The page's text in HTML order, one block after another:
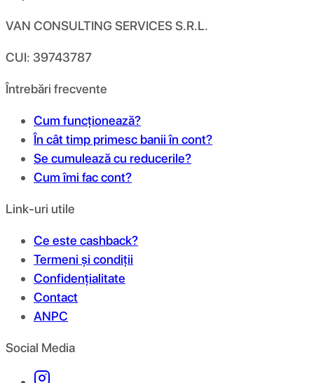
VAN CONSULTING SERVICES S.R.L.
CUI: 39743787
Întrebări frecvente
Cum funcționează?
În cât timp primesc banii în cont?
Se cumulează cu reducerile?
Cum îmi fac cont?
Link-uri utile
Ce este cashback?
Termeni și condiții
Confidențialitate
Contact
ANPC
Social Media